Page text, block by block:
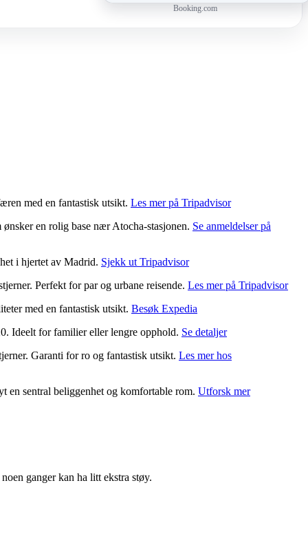
Booking.com
med en fantastisk utsikt. Les mer på Tripadvisor
en rolig base nær Atocha-stasjonen. Se anmeldelser på
i hjertet av Madrid. Sjekk ut Tripadvisor
Perfekt for par og urbane reisende. Les mer på Tripadvisor
med en fantastisk utsikt. Besøk Expedia
Ideelt for familier eller lengre opphold. Se detaljer
Garanti for ro og fantastisk utsikt. Les mer hos
en sentral beliggenhet og komfortable rom. Utforsk mer
ganger kan ha litt ekstra støy.